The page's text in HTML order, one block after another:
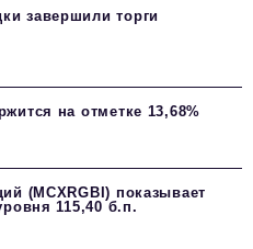
завершили торги
на отметке 13,68%
(MCXRGBI) показывает
115,40 б.п.